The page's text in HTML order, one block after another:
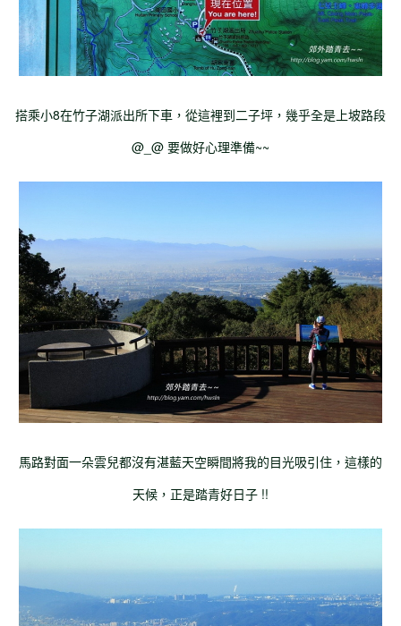
搭乘小8在竹子湖派出所下車，從這裡到二子坪，幾乎全是上坡路段
@_@ 要做好心理準備~~
馬路對面一朵雲兒都沒有湛藍天空瞬間將我的目光吸引住，這樣的
天候，正是踏青好日子 !!